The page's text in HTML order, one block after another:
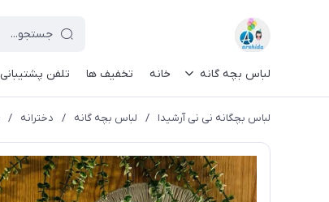
لباس بچه گانه خانه تخفیف ها تلفن پشتیبانی
لباس بچگانه نی نی آرشیدا / لباس بچه گانه / دخترانه /